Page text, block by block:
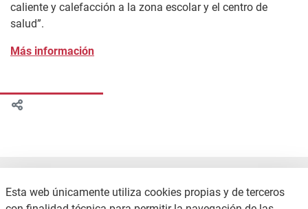
caliente y calefacción a la zona escolar y el centro de
salud”.
Más información
Esta web únicamente utiliza cookies propias y de terceros